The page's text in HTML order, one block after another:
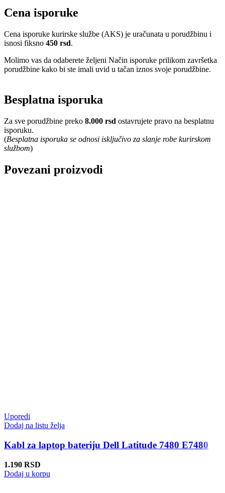
Cena isporuke
Cena isporuke kurirske službe (AKS) je uračunata u porudžbinu i
isnosi fiksno 450 rsd.
Molimo vas da odaberete željeni Način isporuke prilikom završetka
porudžbine kako bi ste imali uvid u tačan iznos svoje porudžbine.
Besplatna isporuka
Za sve porudžbine preko 8.000 rsd ostavrujete pravo na besplatnu
isporuku.
(Besplatna isporuka se odnosi isključivo za slanje robe kurirskom
službom)
Povezani proizvodi
Uporedi
Dodaj na listu želja
Kabl za laptop bateriju Dell Latitude 7480 E7480
1.190 RSD
Dodaj u korpu